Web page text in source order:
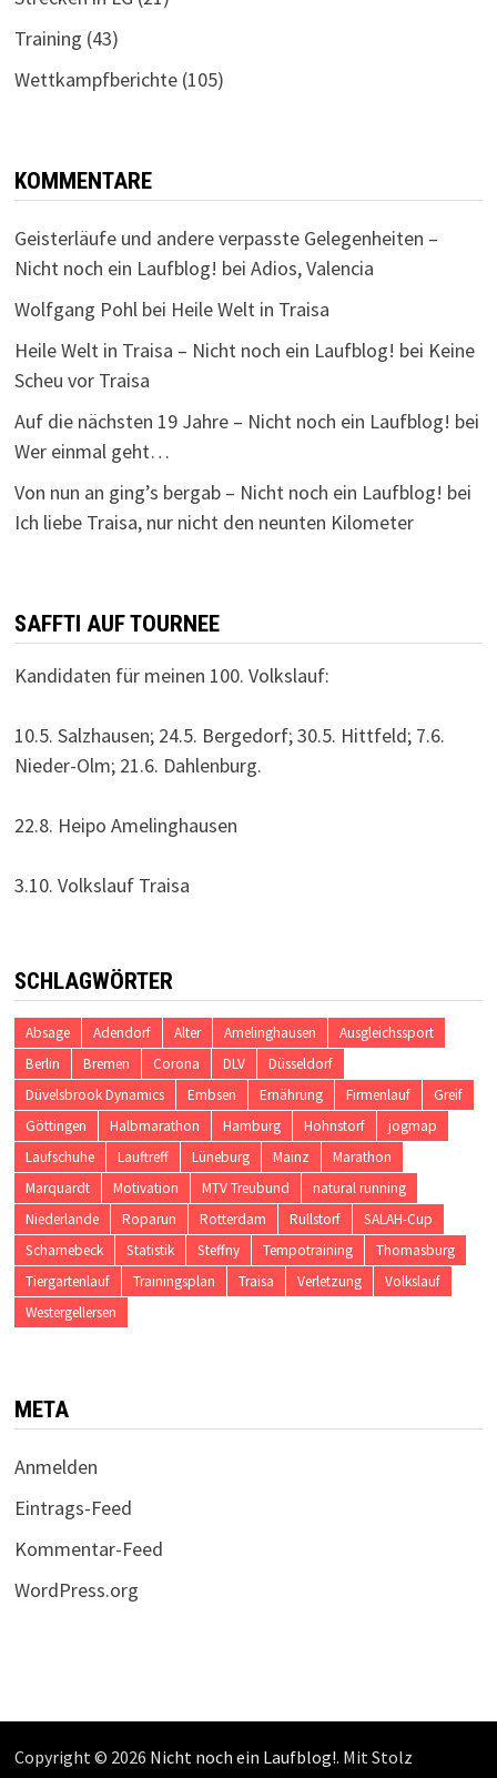
Training (43)
Wettkampfberichte(105)
KOMMENTARE
Geisterläufe und andere verpasste Gelegenheiten –
Nicht noch ein Laufblog! bei Adios, Valencia
Wolfgang Pohlbei Heile Welt in Traisa
Heile Welt in Traisa – Nicht noch ein Laufblog! bei Keine
Scheu vor Traisa
Auf die nächsten 19 Jahre – Nicht noch ein Laufblog! bei
Wer einmal geht…
Von nun an ging’s bergab – Nicht noch ein Laufblog! bei
Ich liebe Traisa, nur nicht den neunten Kilometer
SAFFTI AUF TOURNEE
Kandidaten für meinen 100. Volkslauf:
10.5. Salzhausen; 24.5. Bergedorf; 30.5. Hittfeld; 7.6.
Nieder-Olm; 21.6. Dahlenburg.
22.8. Heipo Amelinghausen
3.10. Volkslauf Traisa
SCHLAGWÖRTER
Absage Adendorf Alter Amelinghausen
Ausgleichssport
Berlin
Bremen Corona DLV
Düsseldorf
Düvelsbrook Dynamics
Embsen Ernährung Firmenlauf
Greif
Göttingen
Halbmarathon Hamburg Hohnstorf
jogmap
Laufschuhe
Lauftreff Lüneburg Mainz
Marathon
Marquardt
Motivation MTV Treubund
natural running
Niederlande
Roparun Rotterdam Rullstorf
SALAH-Cup
Scharnebeck
Statistik Steffny Tempotraining
Thomasburg
Tiergartenlauf
Trainingsplan Traisa Verletzung
Volkslauf
Westergellersen
META
Anmelden
Eintrags-Feed
Kommentar-Feed
WordPress.org
Copyright © 2026 Nicht noch ein Laufblog!. Mit Stolz